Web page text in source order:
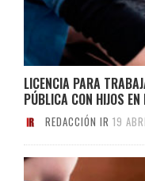
LICENCIA PARA
PÚBLICA CON HIJOS
REDACCIÓN IR 19